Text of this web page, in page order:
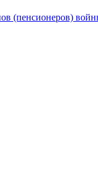
(пенсионеров)